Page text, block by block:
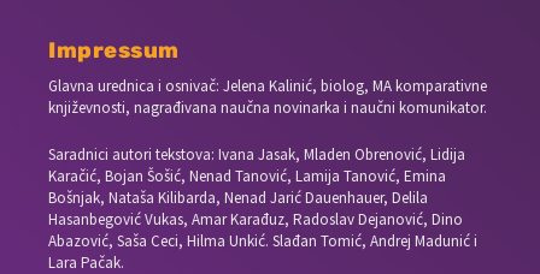
Impressum
Glavna urednica i osnivač: Jelena Kalinić, biolog, MA komparativne
književnosti, nagrađivana naučna novinarka i naučni komunikator.
Saradnici autori tekstova: Ivana Jasak, Mladen Obrenović, Lidija
Karačić, Bojan Šošić, Nenad Tanović, Lamija Tanović, Emina
Bošnjak, Nataša Kilibarda, Nenad Jarić Dauenhauer, Delila
Hasanbegović Vukas, Amar Karađuz, Radoslav Dejanović, Dino
Abazović, Saša Ceci, Hilma Unkić. Slađan Tomić, Andrej Madunić i
Lara Pačak.